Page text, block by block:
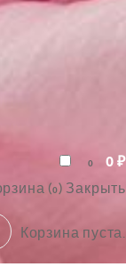
0 0₽
(0) Закрыть
Корзина пуста.